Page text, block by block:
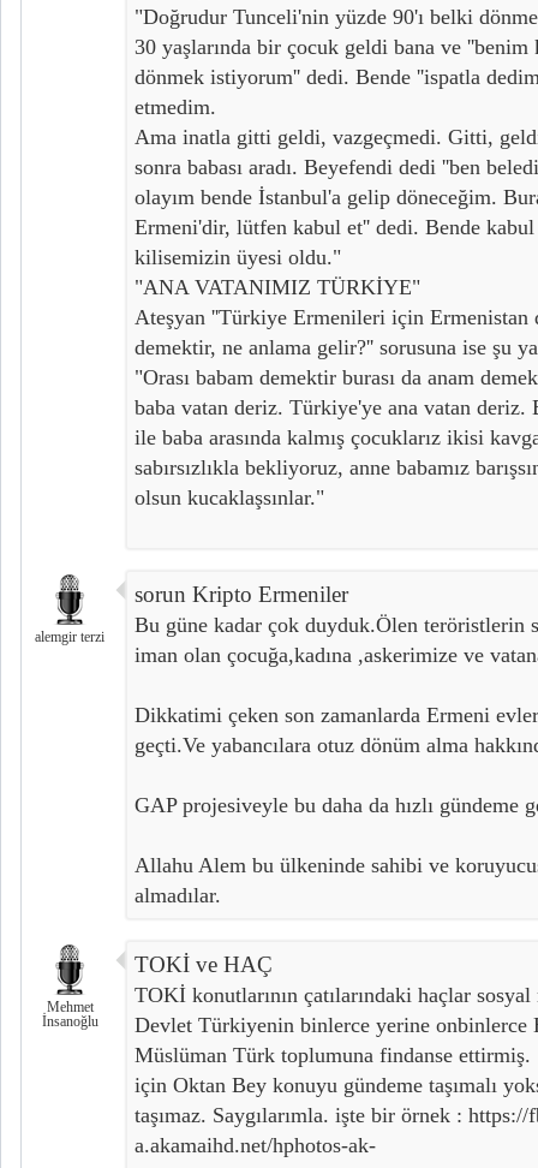
"Doğrudur Tunceli'nin yüzde 90'ı belki
30 yaşlarında bir çocuk geldi bana ve
dönmek istiyorum'' dedi. Bende ''ispatla
etmedim.
Ama inatla gitti geldi, vazgeçmedi. Gitti,
sonra babası aradı. Beyefendi dedi ''ben
olayım bende İstanbul'a gelip döneceğim.
Ermeni'dir, lütfen kabul et'' dedi. Bende
kilisemizin üyesi oldu."
"ANA VATANIMIZ TÜRKİYE"
Ateşyan ''Türkiye Ermenileri için Ermenistan
demektir, ne anlama gelir?'' sorusuna ise şu
"Orası babam demektir burası da anam
baba vatan deriz. Türkiye'ye ana vatan
ile baba arasında kalmış çocuklarız ikisi
sabırsızlıkla bekliyoruz, anne babamız
olsun kucaklaşsınlar."
alemgir terzi
sorun Kripto Ermeniler
Bu güne kadar çok duyduk.Ölen teröristlerin
iman olan çocuğa,kadına ,askerimize ve
Dikkatimi çeken son zamanlarda Ermeni
geçti.Ve yabancılara otuz dönüm alma
GAP projesiveyle bu daha da hızlı gündeme
Allahu Alem bu ülkeninde sahibi ve
almadılar.
Mehmet
İnsanoğlu
TOKİ ve HAÇ
TOKİ konutlarının çatılarındaki haçlar
Devlet Türkiyenin binlerce yerine
Müslüman Türk toplumuna findanse ettirmiş.
için Oktan Bey konuyu gündeme taşımalı
taşımaz. Saygılarımla. işte bir örnek : https://
a.akamaihd.net/hphotos-ak-